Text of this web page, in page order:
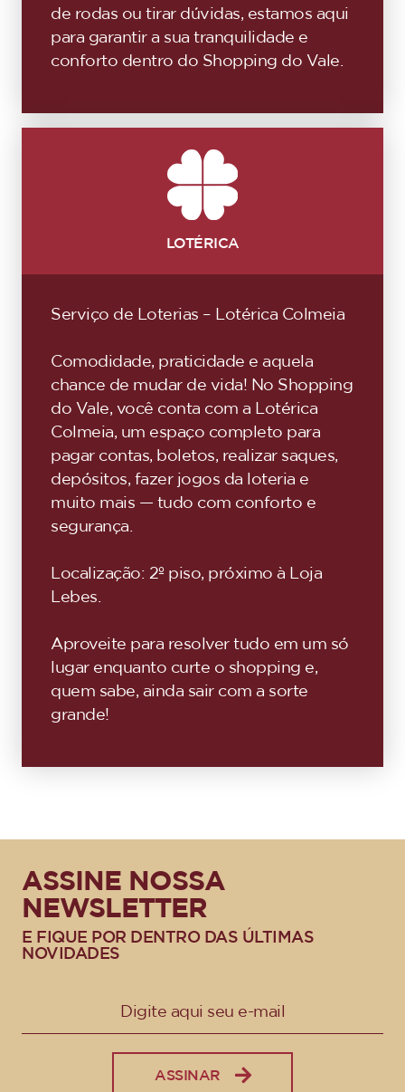
de rodas ou tirar dúvidas, estamos aqui
para garantir a sua tranquilidade e
conforto dentro do Shopping do Vale.
LOTÉRICA
Serviço de Loterias – Lotérica Colmeia
Comodidade, praticidade e aquela
chance de mudar de vida! No Shopping
do Vale, você conta com a Lotérica
Colmeia, um espaço completo para
pagar contas, boletos, realizar saques,
depósitos, fazer jogos da loteria e
muito mais — tudo com conforto e
segurança.
Localização: 2º piso, próximo à Loja
Lebes.
Aproveite para resolver tudo em um só
lugar enquanto curte o shopping e,
quem sabe, ainda sair com a sorte
grande!
ASSINE NOSSA
NEWSLETTER
E FIQUE POR DENTRO DAS ÚLTIMAS
NOVIDADES
ASSINAR